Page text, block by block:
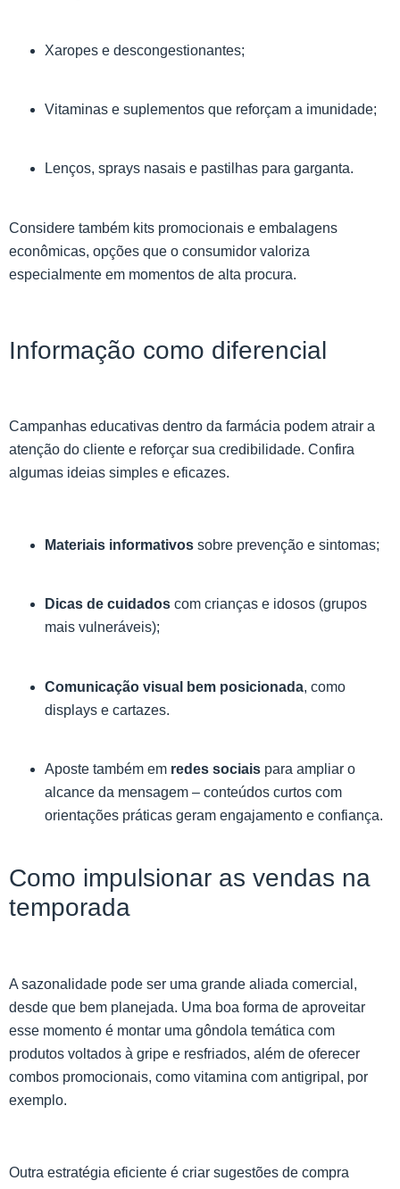
Xaropes e descongestionantes;
Vitaminas e suplementos que reforçam a imunidade;
Lenços, sprays nasais e pastilhas para garganta.
Considere também kits promocionais e embalagens
econômicas, opções que o consumidor valoriza
especialmente em momentos de alta procura.
Informação como diferencial
Campanhas educativas dentro da farmácia podem atrair a
atenção do cliente e reforçar sua credibilidade. Confira
algumas ideias simples e eficazes.
Materiais informativos sobre prevenção e sintomas;
Dicas de cuidados com crianças e idosos (grupos
mais vulneráveis);
Comunicação visual bem posicionada, como
displays e cartazes.
Aposte também em redes sociais para ampliar o
alcance da mensagem – conteúdos curtos com
orientações práticas geram engajamento e confiança.
Como impulsionar as vendas na
temporada
A sazonalidade pode ser uma grande aliada comercial,
desde que bem planejada. Uma boa forma de aproveitar
esse momento é montar uma gôndola temática com
produtos voltados à gripe e resfriados, além de oferecer
combos promocionais, como vitamina com antigripal, por
exemplo.
Outra estratégia eficiente é criar sugestões de compra